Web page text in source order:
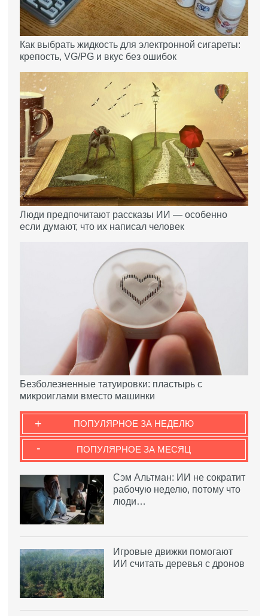
Как выбрать жидкость для электронной сигареты:
крепость, VG/PG и вкус без ошибок
Люди предпочитают рассказы ИИ — особенно
если думают, что их написал человек
Безболезненные татуировки: пластырь с
микроиглами вместо машинки
ПОПУЛЯРНОЕ ЗА НЕДЕЛЮ
+
ПОПУЛЯРНОЕ ЗА МЕСЯЦ
-
Сэм Альтман: ИИ не сократит
рабочую неделю, потому что
люди…
Игровые движки помогают
ИИ считать деревья с дронов